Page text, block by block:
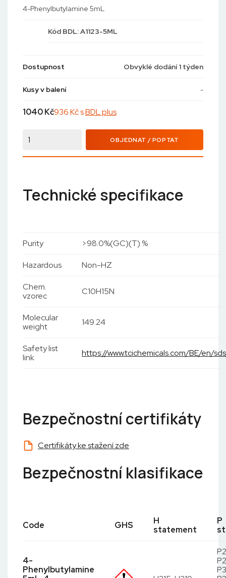
4-Phenylbutylamine 5mL
Kód BDL: A1123-5ML
Dostupnost Obvyklé dodání 1 týden
Kusy v balení -
1040Kč936 Kč sBDL plus
OBJEDNAT / POPTAT
Technické specifikace
Purity >98.0%(GC)(T) %
Hazardous Non-HZ
Chem.
vzorec
C10H15N
Molecular
weight
149.24
Safety list
link
https://www.tcichemicals.com/BE/en/
Bezpečnostní certifikáty
Certifikáty ke stažení zde
Bezpečnostní klasifikace
Code GHS
H
statement
P
4-
Phenylbutylamine